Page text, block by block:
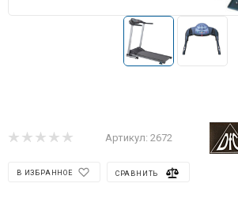
Артикул: 2672
В ИЗБРАННОЕ СРАВНИТЬ